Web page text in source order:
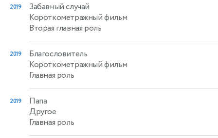
2019
Забавный случай
Короткометражный фильм
Вторая главная роль
2019
Благословитель
Короткометражный фильм
Главная роль
2019
Папа
Другое
Главная роль